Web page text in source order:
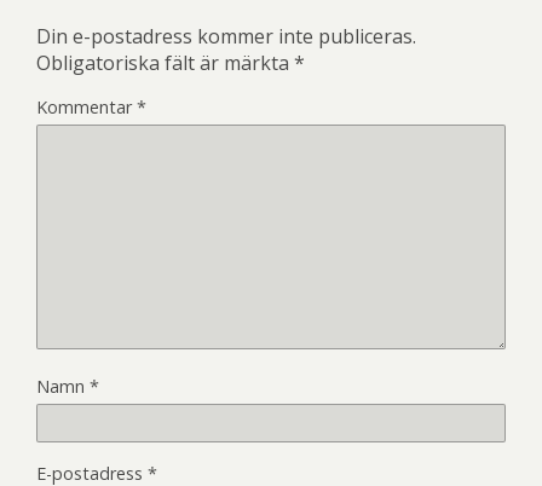
Din e-postadress kommer inte publiceras.
Obligatoriska fält är märkta *
Kommentar*
Namn *
E-postadress *